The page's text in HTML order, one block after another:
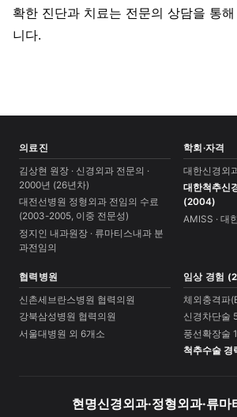
확한 진단과 치료는 전문의 상담을 통
니다.
의료진
김상현 원장 · 신경외과 전문의 ·
2000년 (26년차)
대전선병원 정형외과 전임의 수료
(2003-2005, 이중 전문성)
정지인 내과원장 · 류마티스내과 분
과전임의
학회·자격
대한신경외
대한척추신
(2004)
AMISS · 대
협력병원
신촌세브란스병원 협력의원
강북삼성병원 협력의원
서울대병원 외 6개소
임상 경험
체외충격파
신경차단술
풍선확장술
척추수술 경
현명신경외과·정형외과·류마